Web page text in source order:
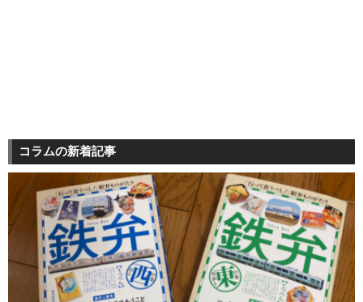
コラムの新着記事